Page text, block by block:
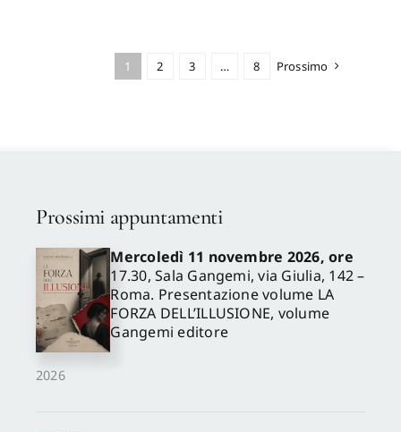
1 2 3 … 8 Prossimo
Prossimi appuntamenti
2026
Mercoledì 11 novembre 2026, ore
17.30, Sala Gangemi, via Giulia, 142 –
Roma. Presentazione volume LA
FORZA DELL’ILLUSIONE, volume
Gangemi editore